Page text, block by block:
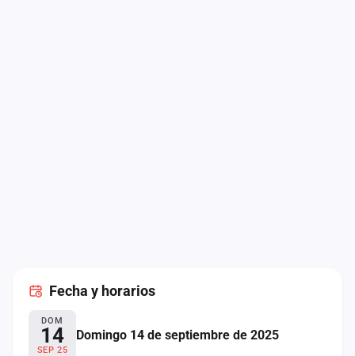
Fecha y horarios
DOM
14
SEP 25
Domingo 14 de septiembre de 2025
Administración
Contacto